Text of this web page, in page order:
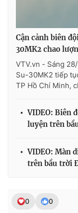
Sản phẩm
Thị trường
Tư vấn
Lịch phát sóng
Chuyên mục khác
Emagazine
Video
VTV Money
Cận cảnh biên
30MK2 chao
VTV.vn - Sáng
Su-30MK2 tiếp
TP Hồ Chí Minh,
VIDEO: Biên
luyện trên
VIDEO: Màn
trên bầu trời
0 0